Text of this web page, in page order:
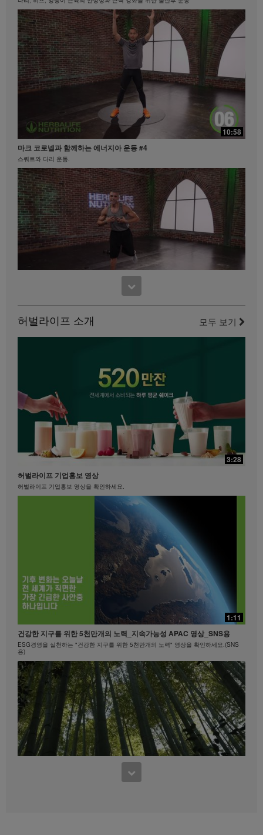
이와 마찬가지로, 상당한 체중감량이나 급격한 체중감
량의 체험담이 모든 사람들의 체중 감량 속도나 정도를
대변하지 않습니다. 개인의 체중감량 정도는 본인의 신
진대사, 식사 습관, 초기 체중, 그리고 적당한 운동의 빈
도에 따라 달라집니다. 비즈니스를 하시는 지역 내에서
체중 감량 클레임과 관련된 정보를 원하시면
MyHerbalife.co.kr이나 허벌라이프 고객서비스팀
(1588-7577)으로 문의하십시오.
모든 사람은 어떠한 체중 감량 프로그램을 시작하기 앞
서 주치의와 상의하셔야 합니다. 허벌라이프® 제품은
오직 통제된 식사의 일부로써 체중 감량과 체중 조절을
지원할 수 있습니다. 비록 특정 허벌라이프® 제품은 일
부 일상적인 식사를 대체하기에 적합할 수 있으나, 개인
의 모든 식사를 대체해서는 안되며, 매일 최소한 한 번
의 적절한 식사가 보충되어야 합니다.
비디오는 Herbalife International of America, Inc.에서
소유하고 운영하고 있는 허벌라이프 비디오 갤러리를
통해서만 이용 가능합니다. 귀하께서는 비디오를 시청
하실 수 있으며, 비디오가 다운로드 가능한 경우에는 허
벌라이프 비즈니스 또는 허벌라이프® 제품을 홍보할 목
적으로만 비디오 전체를 복제하고 배포할 수 있습니다.
그러나, 귀하께서는 비디오를 복제하고 배포하는 과정
에서 금전적인 거래를 해서는 안됩니다. Herbalife
International of America, Inc.의 명시된 서면 동의 없이
비디오에 포함되어있는 영상, 음성, 설명 및 이야기를
사용하는 것은 엄격히 금지됩니다. 허벌라이프는 언제
든지 귀하의 비디오 사용을 중단하도록 요청할 수 있습
니다.
21:35
탁월함의 중심
탁월함의 중심 #허벌라이프 #제품력
맛있게 먹으면서 다이어트하기 #키토산 #셀유로쓰 #리프트오프
베케이션 & 명절을 준비하는 자세
20:24
빠를수록 좋은!
빠를수록 좋은! #뉴런뉴트리션 #비타민B
0:45
Formula 1 Story #4 나이에 상관없이 언제 어디서나 | 건강한 라이프스타
10:58
마크 코로넬과 함께하는 에너지아 운동 #4
스쿼트와 다리 운동.
사사 노세리노의 파워 다리 컨디셔닝
이 다리 운동을 즐기세요.
29:40
필라테스 강사 제니퍼 델포조와 함께 복근과 엉덩이 근육에 초점을 맞춘 이 필라테스에
도전해 보세요...................
15:40
마크 코로넬과 함께하는 에너지아 운동 #1
히프, 엉덩이
허벌라이프 소개 모두 보기
3:28
허벌라이프 기업홍보 영상
허벌라이프 기업홍보 영상을 확인하세요.
1:11
건강한 지구를 위한 5천만개의 노력_지속가능성 APAC 영상_SNS용
ESG경영을 실천하는 "건강한 지구를 위한 5천만개의 노력" 영상을 확인하세요.(SNS
용)